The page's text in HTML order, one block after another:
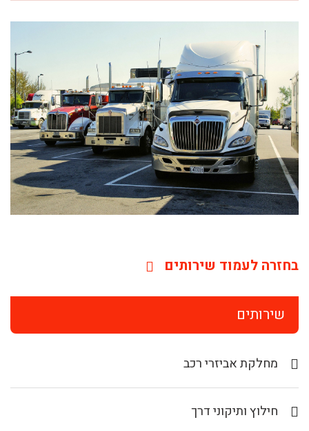
בחזרה לעמוד שירותים
שירותים
מחלקת אביזרי רכב
חילוץ ותיקוני דרך